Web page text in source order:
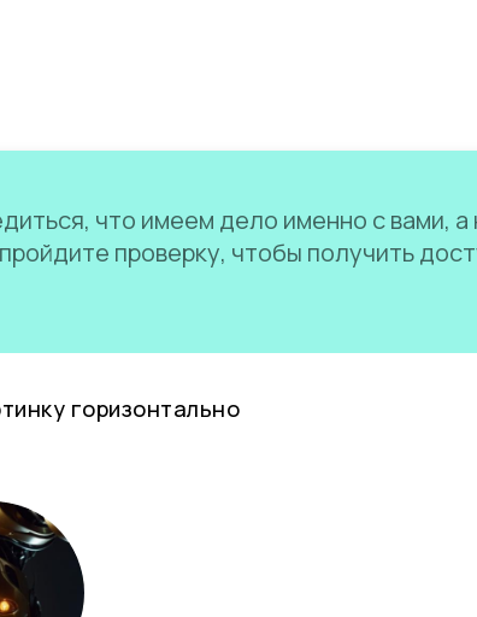
что имеем дело именно с вами, а
проверку, чтобы получить
горизонтально